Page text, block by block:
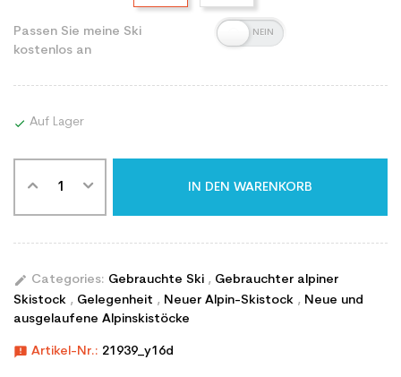
Passen Sie meine Ski
kostenlos an
 Auf Lager
IN DEN WARENKORB
edit Categories: Gebrauchte Ski , Gebrauchter alpiner
Skistock , Gelegenheit , Neuer Alpin-Skistock , Neue und
ausgelaufene Alpinskistöcke
announcement Artikel-Nr.: 21939_y16d